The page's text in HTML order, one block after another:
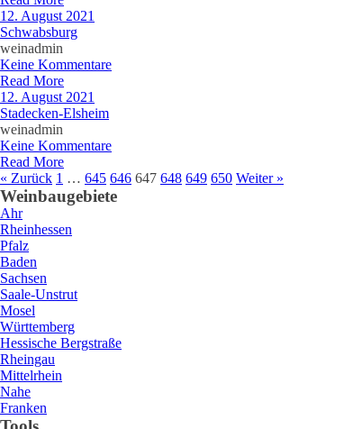
12. August 2021
Schwabsburg
weinadmin
Keine Kommentare
Read More
12. August 2021
Stadecken-Elsheim
weinadmin
Keine Kommentare
Read More
« Zurück 1 … 645 646 647 648 649 650 Weiter »
Weinbaugebiete
Ahr
Rheinhessen
Pfalz
Baden
Sachsen
Saale-Unstrut
Mosel
Württemberg
Hessische Bergstraße
Rheingau
Mittelrhein
Nahe
Franken